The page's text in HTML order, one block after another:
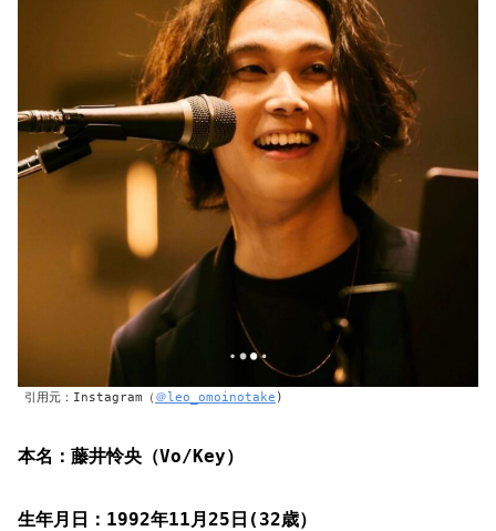
引用元：Instagram（ ＠leo_omoinotake )
本名：藤井怜央（Vo/Key）
生年月日：1992年11月25日(32歳）